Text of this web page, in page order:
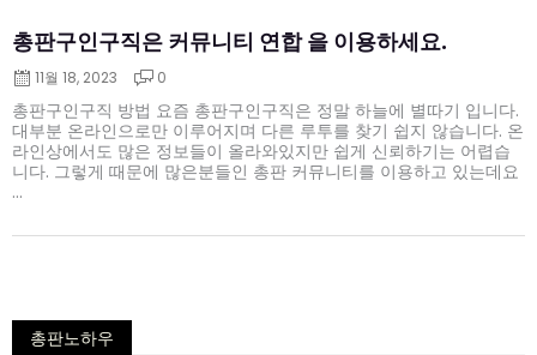
총판구인구직은 커뮤니티 연합 을 이용하세요.
11월 18, 2023 0
총판구인구직 방법 요즘 총판구인구직은 정말 하늘에 별따기 입니다.
대부분 온라인으로만 이루어지며 다른 루투를 찾기 쉽지 않습니다. 온
라인상에서도 많은 정보들이 올라와있지만 쉽게 신뢰하기는 어렵습
니다. 그렇게 때문에 많은분들인 총판 커뮤니티를 이용하고 있는데요
...
총판노하우